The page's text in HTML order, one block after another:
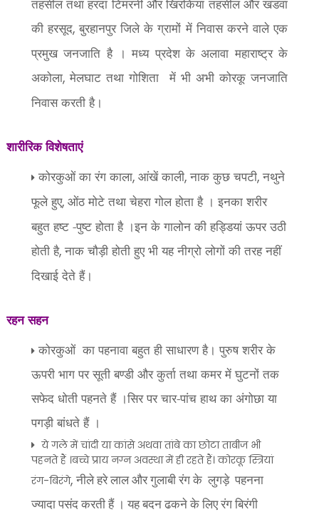
तहसील तथा हरदा टिमरनी और खिरकिया तहसील और खंडवा
की हरसूद,बुरहानपुर जिले के ग्रामों में निवास करने वाले एक
प्रमुख जनजाति है । मध्य प्रदेश के अलावा महाराष्ट्र के
अकोला,मेलघाट तथा गोशिता
में भी अभी कोरकू जनजाति
निवास करती है।
शारीरिक विशेषताएं
कोरकुओं का रंग काला, आंखें काली, नाक कुछ चपटी, नथुने
फूले हुए, ओंठ मोटे तथा चेहरा गोल होता है । इनका शरीर
बहुत हष्ट -पुष्ट होता है ।इन के गालोन की हड्डियां ऊपर उठी
होती है, नाक चौड़ी होती हुए भी यह नीग्रो लोगों की तरह नहीं
दिखाई देते हैं।
रहन सहन
कोरकुओं का पहनावा बहुत ही साधारण है। पुरुष शरीर के
ऊपरी भाग पर सूती बण्डी और कुर्ता तथा कमर में घुटनों तक
सफेद धोती पहनते हैं ।सिर पर चार-पांच हाथ का अंगोछा या
पगड़ी बांधते हैं ।
ये गले में चांदी या कांसे अथवा तांबे का छोटा ताबीज भी
पहनते हैं ।बच्चे प्राय नग्न अवस्था में ही रहते हैं। कोरकू स्त्रियां
रंग-बिरंगे, नीले हरे लाल और गुलाबी रंग के लुगड़े पहनना
ज्यादा पसंद करती हैं । यह बदन ढकने के लिए रंग बिरंगी